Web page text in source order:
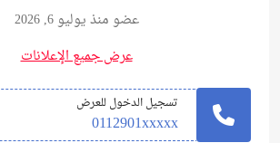
عضو منذ يوليو 6, 2026
عرض جميع الإعلانات
تسجيل الدخول للعرض
0112901xxxxx